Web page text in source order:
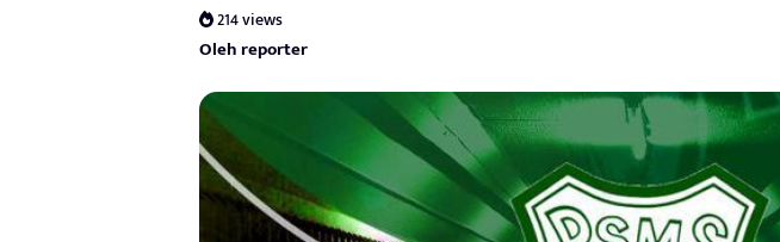
214 views
Oleh reporter